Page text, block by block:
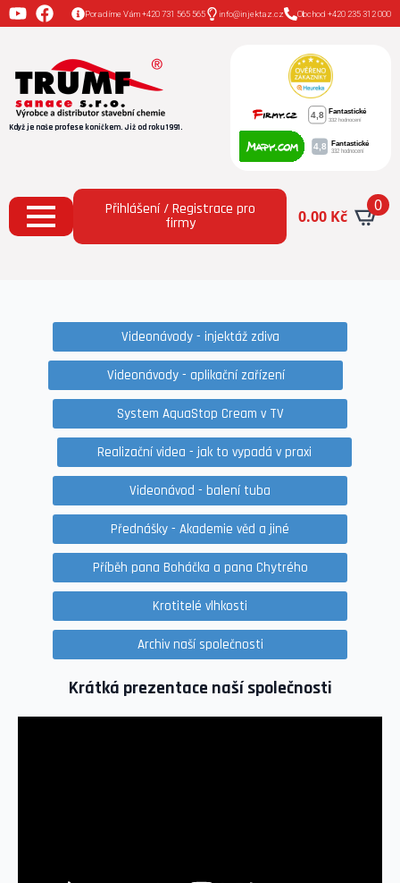
Poradíme Vám +420 731 565 565 info@injektaz.cz Obchod +420 235 312 000
Když je naše profese koníčkem. Již od roku 1991.
Přihlášení / Registrace pro
firmy 0.00 Kč
0
Videonávody - injektáž zdiva
Videonávody - aplikační zařízení
System AquaStop Cream v TV
Realizační videa - jak to vypadá v praxi
Videonávod - balení tuba
Přednášky - Akademie věd a jiné
Příběh pana Boháčka a pana Chytrého
Krotitelé vlhkosti
Archiv naší společnosti
Krátká prezentace naší společnosti